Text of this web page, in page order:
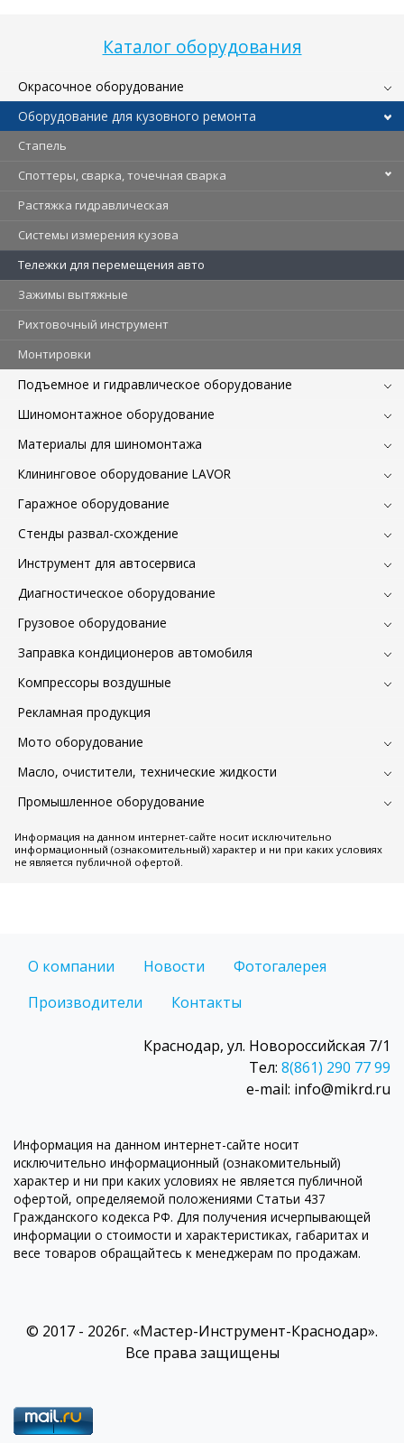
Каталог оборудования
Окрасочное оборудование
Оборудование для кузовного ремонта
Стапель
Споттеры, сварка, точечная сварка
Растяжка гидравлическая
Системы измерения кузова
Тележки для перемещения авто
Зажимы вытяжные
Рихтовочный инструмент
Монтировки
Подъемное и гидравлическое оборудование
Шиномонтажное оборудование
Материалы для шиномонтажа
Клининговое оборудование LAVOR
Гаражное оборудование
Стенды развал-схождение
Инструмент для автосервиса
Диагностическое оборудование
Грузовое оборудование
Заправка кондиционеров автомобиля
Компрессоры воздушные
Рекламная продукция
Мото оборудование
Масло, очистители, технические жидкости
Промышленное оборудование
Информация на данном интернет-сайте носит исключительно
информационный (ознакомительный) характер и ни при каких условиях
не является публичной офертой.
О компании Новости
Фотогалерея
Производители
Контакты
Краснодар, ул. Новороссийская 7/1
Тел: 8(861) 290 77 99
e-mail: info@mikrd.ru
Информация на данном интернет-сайте носит
исключительно информационный (ознакомительный)
характер и ни при каких условиях не является публичной
офертой, определяемой положениями Статьи 437
Гражданского кодекса РФ. Для получения исчерпывающей
информации о стоимости и характеристиках, габаритах и
весе товаров обращайтесь к менеджерам по продажам.
© 2017 - 2026г. «Мастер-Инструмент-Краснодар».
Все права защищены